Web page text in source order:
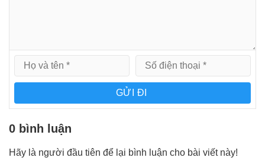
GỬI ĐI
0 bình luận
Hãy là người đầu tiên để lại bình luận cho bài viết này!